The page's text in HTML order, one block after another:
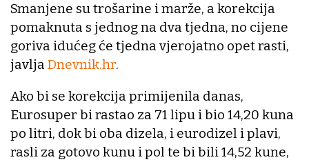
Smanjene su trošarine i marže, a korekcija
pomaknuta s jednog na dva tjedna, no cijene
goriva idućeg će tjedna vjerojatno opet rasti,
javlja Dnevnik.hr.
Ako bi se korekcija primijenila danas,
Eurosuper bi rastao za 71 lipu i bio 14,20 kuna
po litri, dok bi oba dizela, i eurodizel i plavi,
rasli za gotovo kunu i pol te bi bili 14,52 kune,